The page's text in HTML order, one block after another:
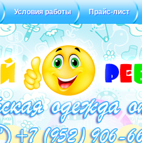
Условия работы Прайс-лист